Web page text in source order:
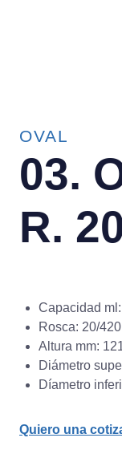
OVAL
03.
R.
Capacidad
Rosca: 20/420
Altura mm:
Diámetro
Díametro
Quiero una